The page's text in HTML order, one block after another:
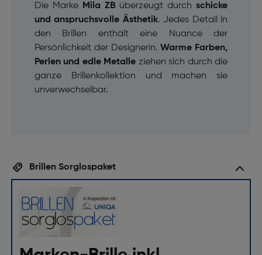
Die Marke Mila ZBüberzeugt durchschicke
und anspruchsvolle Ästhetik. Jedes Detail in
den Brillen enthält eine Nuance der
Persönlichkeit der Designerin.Warme Farben,
Perlen und edle Metalle ziehen sich durch die
ganze Brillenkollektion und machen sie
unverwechselbar.
Brillen Sorglospaket